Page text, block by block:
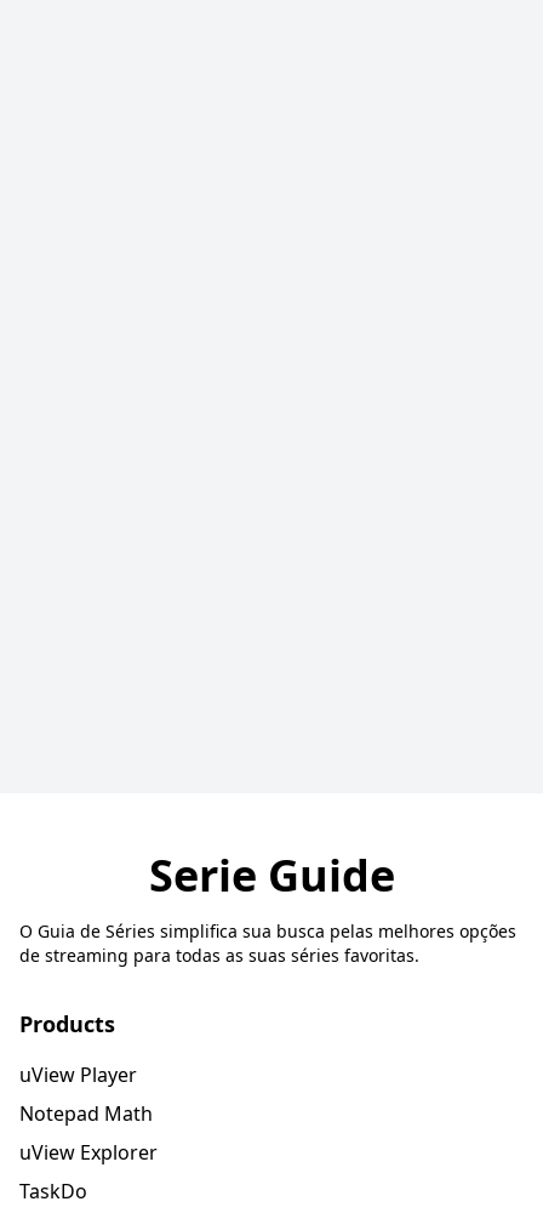
Serie Guide
O Guia de Séries simplifica sua busca pelas melhores opções
de streaming para todas as suas séries favoritas.
Products
uView Player
Notepad Math
uView Explorer
TaskDo